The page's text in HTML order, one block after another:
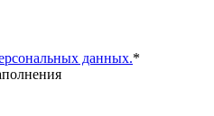
данных.*